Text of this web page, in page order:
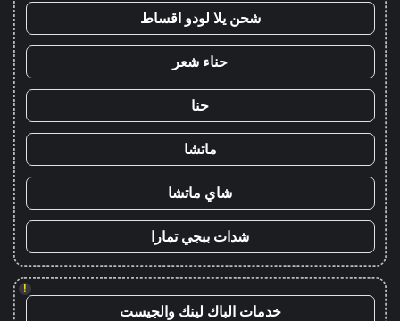
شحن يلا لودو اقساط
حناء شعر
حنا
ماتشا
شاي ماتشا
شدات ببجي تمارا
!
خدمات الباك لينك والجيست